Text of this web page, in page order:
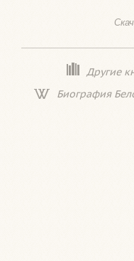
Другие
Биография